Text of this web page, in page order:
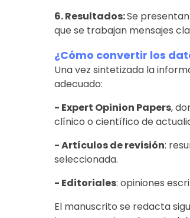
6. Resultados:Se
que se trabajan mensajes
¿Cómo convertir los
Una vez sintetizada la
adecuado:
- Expert Opinion Papers,
clínico o científico de
- Artículos de revisión:
seleccionada.
- Editoriales: opiniones
El manuscrito se redacta